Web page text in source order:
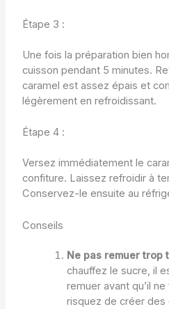
Étape 3 :
Une fois la préparation bien
cuisson pendant 5 minutes.
caramel est assez épais et
légèrement en refroidissant.
Étape 4 :
Versez immédiatement le
confiture. Laissez refroidir à
Conservez-le ensuite au
Conseils
Ne pas remuer trop
chauffez le sucre, il
remuer avant qu’il
risquez de créer des